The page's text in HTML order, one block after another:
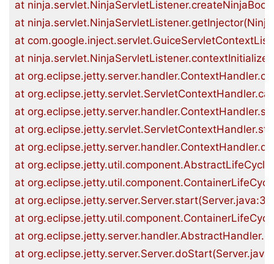
at
at
at
at
at
at
at
at
at
at
at
at
at
at
at